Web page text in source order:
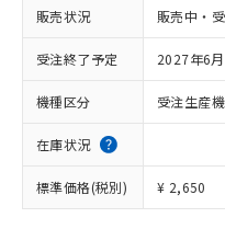
販売状況 販売中・
受注終了予定 2027年6月
機種区分 受注生産
在庫状況
標準価格(税別) ¥ 2,650